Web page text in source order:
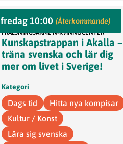
fredag 10:00 (Återkommande)
Kvinnocenter i Akalla
FRÄLSNINGSARME'N-KVINNOCENTER
Kunskapstrappan i Akalla –
träna svenska och lär dig
mer om livet i Sverige!
Kategori
Dags tid
Hitta nya kompisar
Kultur / Konst
Lära sig svenska